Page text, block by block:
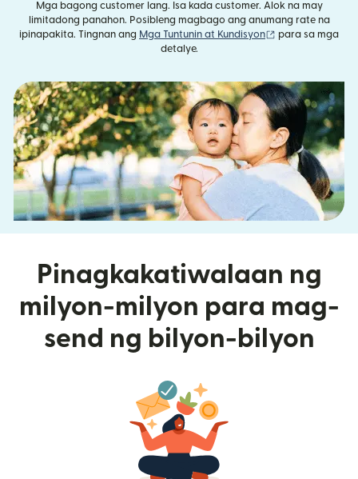
Mga bagong customer lang. Isa kada customer. Alok na may
limitadong panahon. Posibleng magbago ang anumang rate na
ipinapakita. Tingnan ang Mga Tuntunin at Kundisyon (bubukas sa
para sa mga
detalye.
Pinagkakatiwalaan ng
milyon-milyon para mag-
send ng bilyon-bilyon